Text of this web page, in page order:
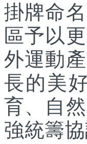
掛牌命
區予以
外運動
長的美
育、自
強統籌